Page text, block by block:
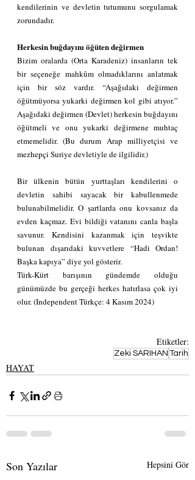
kendilerinin ve devletin tutumunu sorgulamak
zorundadır.
Herkesin buğdayını öğüten değirmen
Bizim oralarda (Orta Karadeniz) insanların tek
bir seçeneğe mahkûm olmadıklarını anlatmak
için bir söz vardır. “Aşağıdaki değirmen
öğütmüyorsa yukarki değirmen kol gibi atıyor.”
Aşağıdaki değirmen (Devlet) herkesin buğdayını
öğütmeli ve onu yukarki değirmene muhtaç
etmemelidir. (Bu durum Arap milliyetçisi ve
mezhepçi Suriye devletiyle de ilgilidir.)
Bir ülkenin bütün yurttaşları kendilerini o
devletin sahibi sayacak bir kabullenmede
bulunabilmelidir. O şartlarda onu kovsanız da
evden kaçmaz. Evi bildiği vatanını canla başla
savunur. Kendisini kazanmak için teşvikte
bulunan dışarıdaki kuvvetlere “Hadi Ordan!
Başka kapıya” diye yol gösterir.
Türk-Kürt barışının gündemde olduğu
günümüzde bu gerçeği herkes hatırlasa çok iyi
olur. (Independent Türkçe: 4 Kasım 2024)
Etiketler:
Zeki SARIHAN Tarih
HAYAT
Son Yazılar Hepsini Gör